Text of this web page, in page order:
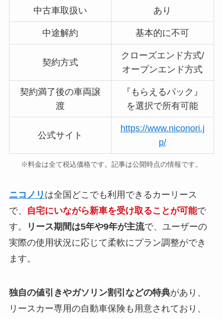
中古車取扱い あり
中途解約 基本的に不可
契約方式
クローズエンド方式/
オープンエンド方式
契約満了後の車両譲
渡
『もらえるパック』
を選択で所有可能
公式サイト
https://www.niconori.j
p/
※料金は全て税込価格です。記事は公開時点の情報です。
ニコノリ は全国どこでも利用できるカーリース
で、
自宅にいながら新車を受け取ることが可能で
す。
リース期間は5年や9年が主流で、ユーザーの
実際の使用状況に応じて柔軟にプラン調整ができ
ます。
独自の値引きやガソリン割引などの特典があり、
リースカー専用の自動車保険も用意されており、